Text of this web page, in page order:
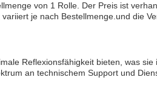
von 1 Rolle. Der Preis ist
je nach Bestellmenge.und die
Reflexionsfähigkeit bieten, was
an technischem Support und